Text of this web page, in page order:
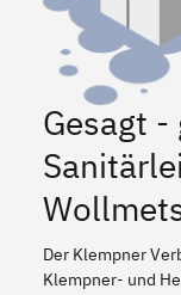
Gesagt
Der Klempner
Klempner- und